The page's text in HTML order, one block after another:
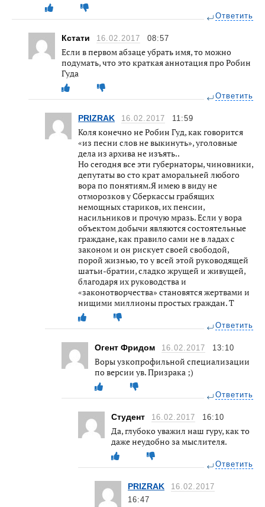
Ответить
Кстати 16.02.2017 08:57
Если в первом абзаце убрать имя, то можно
подумать, что это краткая аннотация про Робин
Гуда
Ответить
PRIZRAK 16.02.2017 11:59
Коля конечно не Робин Гуд, как говорится
«из песни слов не выкинуть», уголовные
дела из архива не изъять..
Но сегодня все эти губернаторы, чиновники,
депутаты во сто крат аморальней любого
вора по понятиям.Я имею в виду не
отморозков у Сберкассы грабящих
немощных стариков, их пенсии,
насильников и прочую мразь. Если у вора
объектом добычи являются состоятельные
граждане, как правило сами не в ладах с
законом и он рискует своей свободой,
порой жизнью, то у всей этой руководящей
шатьи-братии, сладко жрущей и живущей,
благодаря их руководства и
«законотворчества» становятся жертвами и
нищими миллионы простых граждан. Т
Ответить
Огент Фридом 16.02.2017 13:10
Воры узкопрофильной специализации
по версии ув. Призрака ;)
Ответить
Студент 16.02.2017 16:10
Да, глубоко уважил наш гуру, как то
даже неудобно за мыслителя.
Ответить
PRIZRAK
16.02.2017
16:47